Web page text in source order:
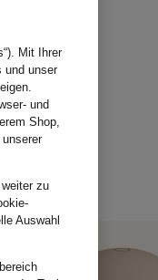
Mit Ihrer
und unser
und
Shop,
zu
Auswahl